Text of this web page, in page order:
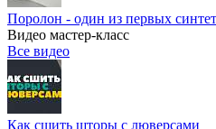
Поролон - один из первых
Видео мастер-класс
Все видео
Как сшить шторы с люверсами